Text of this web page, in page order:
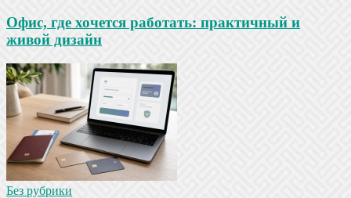
Офис, где хочется работать: практичный и
живой дизайн
Без рубрики